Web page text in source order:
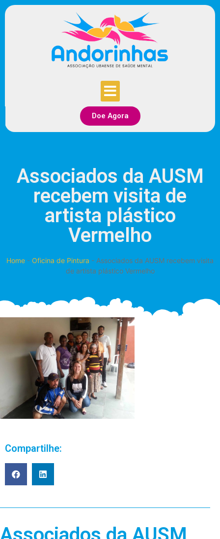
Doe Agora
Associados da AUSM
recebem visita de
artista plástico
Vermelho
Home - Oficina de Pintura - Associados da AUSM recebem visita
de artista plástico Vermelho
Compartilhe: